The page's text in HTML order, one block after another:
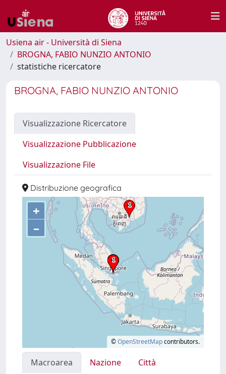
Usiena air - Università di Siena
BROGNA, FABIO NUNZIO ANTONIO
statistiche ricercatore
BROGNA, FABIO NUNZIO ANTONIO
Visualizzazione Ricercatore
Visualizzazione Pubblicazione
Visualizzazione File
Distribuzione geografica
+
–
©OpenStreetMapcontributors.
Macroarea Nazione
Città